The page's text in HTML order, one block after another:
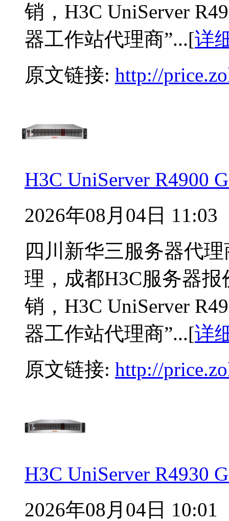
销，H3C UniServer
器工作站代理商”...[详
原文链接: http://
H3C UniServer R4900
2026年08月04日 11:03
四川新华三服务器代
理，成都H3C服务器
销，H3C UniServer
器工作站代理商”...[详
原文链接: http://
H3C UniServer R4930
2026年08月04日 10:01